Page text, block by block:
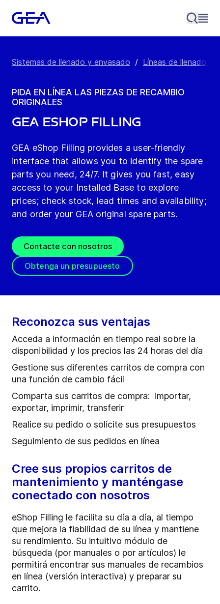
Sistemas de llenado y envasado / Líneas de llenado -
PIDA EN LÍNEA LAS PIEZAS DE RECAMBIO
ORIGINALES
GEA eShop Filling
GEA eShop Filling provides a user-friendly
interface that allows you to identify the spare
parts you need, 24/7. It gives you fast, easy
access to your Installed Base to explore
prices; check stock, lead times and availability;
and order your GEA original spare parts.
Contacte con nosotros
Obtenga un presupuesto
Reconozca sus ventajas
Acceda a información en tiempo real sobre la
disponibilidad y los precios las 24 horas del día
Gestione sus diferentes carritos de compra con
una función de cambio fácil
Comparta sus carritos de compra: importar,
exportar, imprimir, transferir
Realice su pedido o solicite sus presupuestos
Seguimiento de sus pedidos en línea
Cree sus propios carritos de
mantenimiento y manténgase
conectado con nosotros
eShop Filling le facilita su día a día, al tiempo
que mejora la fiabilidad de su línea y mantiene
su rendimiento. Su intuitivo módulo de
búsqueda (por manuales o por artículos) le
permitirá encontrar sus manuales de recambios
en línea (versión interactiva) y preparar su
carrito.